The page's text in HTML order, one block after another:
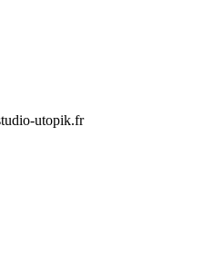
utopik.fr